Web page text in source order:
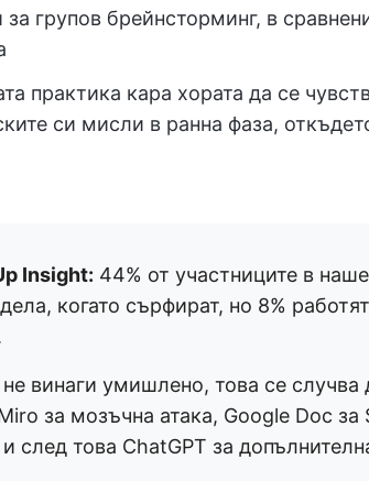
за групов брейнсторминг, в
практика кара хората да се
си мисли в ранна фаза,
Insight: 44% от участниците в
когато сърфират, но 8%
винаги умишлено, това се случва
за мозъчна атака, Google Doc за
след това ChatGPT за